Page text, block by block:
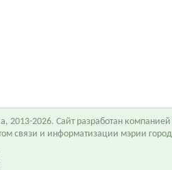
2013-2026. Сайт разработан компанией
связи и информатизации мэрии